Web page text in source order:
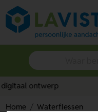
Home
Waterflessen